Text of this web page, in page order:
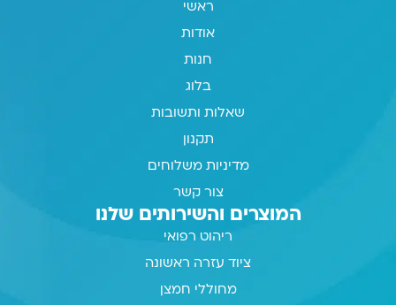
ראשי
אודות
חנות
בלוג
שאלות ותשובות
תקנון
מדיניות משלוחים
צור קשר
המוצרים והשירותים שלנו
ריהוט רפואי
ציוד עזרה ראשונה
מחוללי חמצן